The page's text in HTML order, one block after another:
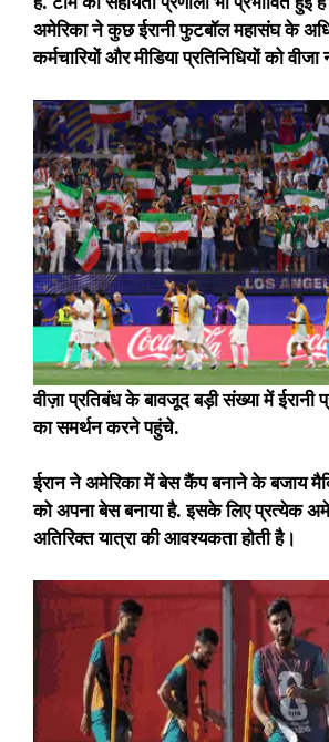
अमेरिका ने कुछ ईरानी फुटबॉल महासंघ के
कर्मचारियों और मीडिया प्रतिनिधियों को वीजा
वीज़ा प्रतिबंध के बावजूद बड़ी संख्या में
का समर्थन करने पहुंचे.
ईरान ने अमेरिका में बेस कैंप बनाने के बजाय
को अपना बेस बनाया है. इसके लिए प्रत्येक
अतिरिक्त यात्रा की आवश्यकता होती है।